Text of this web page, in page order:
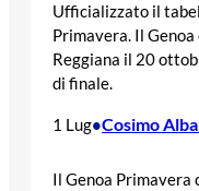
Ufficializzato il
Primavera. Il
Reggiana il 20
di finale.
1 Lug•Cosimo
Il Genoa Primavera